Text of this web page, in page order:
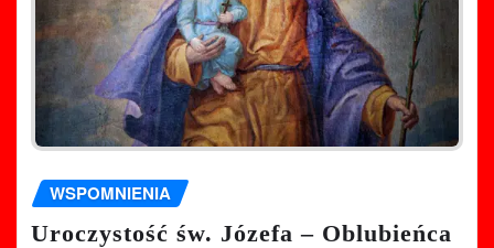
WSPOMNIENIA
Uroczystość św. Józefa – Oblubieńca